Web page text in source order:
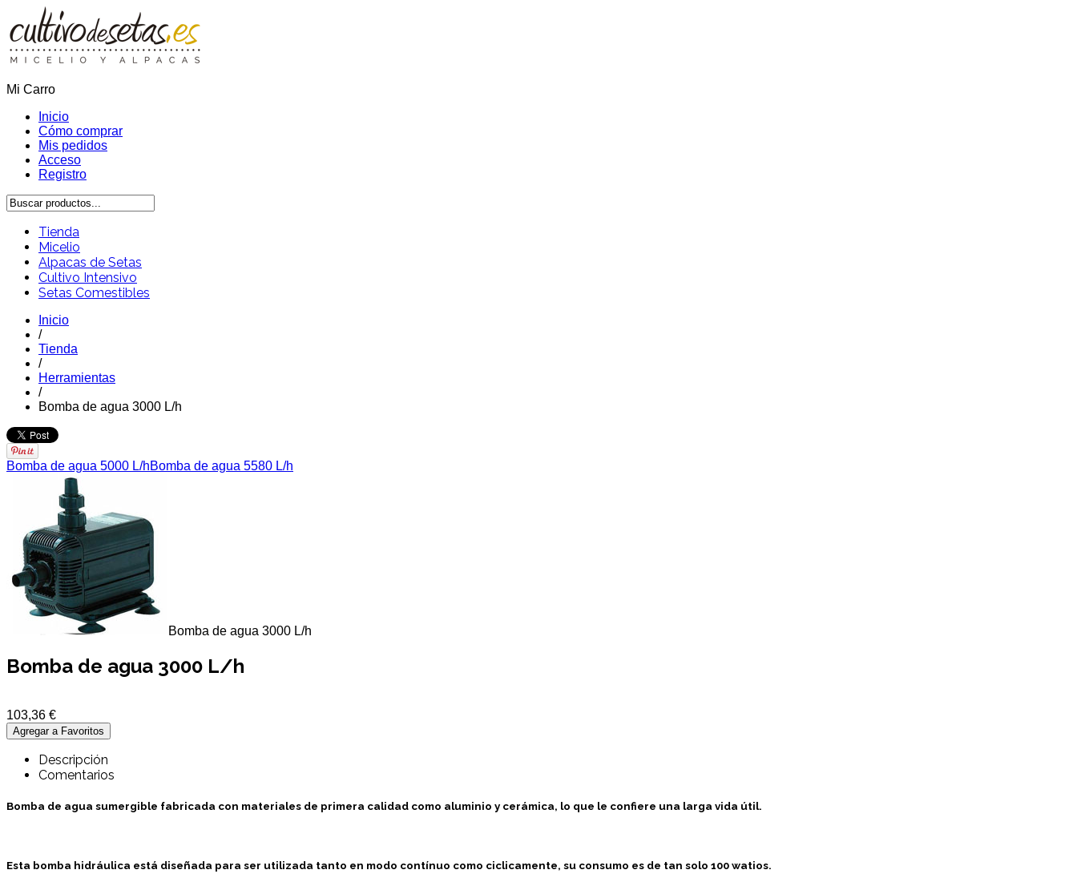
Mi Carro
Inicio
Cómo comprar
Mis pedidos
Acceso
Registro
Tienda
Micelio
Alpacas de Setas
Cultivo Intensivo
Setas Comestibles
Inicio
/
Tienda
/
Herramientas
/
Bomba de agua 3000 L/h
Bomba de agua 5000 L/hBomba de agua 5580 L/h
Bomba de agua 3000 L/h
Bomba de agua 3000 L/h
103,36 €
Descripción
Comentarios
Bomba de agua sumergible fabricada con materiales de primera calidad como aluminio y cerámica, lo que le confiere una larga vida útil.
Esta bomba hidráulica está diseñada para ser utilizada tanto en modo contínuo como ciclicamente, su consumo es de tan solo 100 watios.